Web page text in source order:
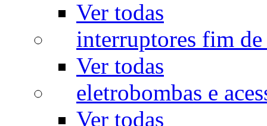
Ver todas
interruptores fim de
Ver todas
eletrobombas e
Ver todas